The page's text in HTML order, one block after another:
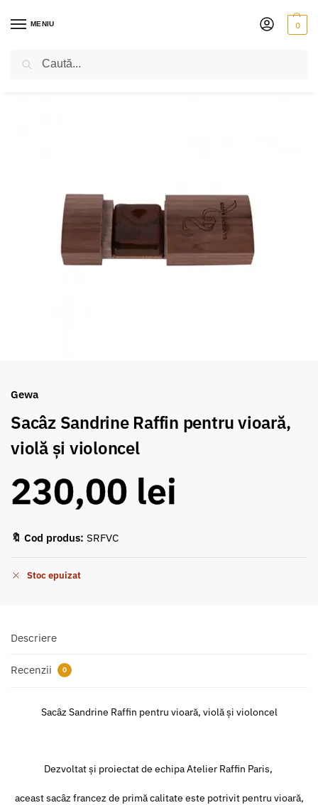
MENIU 0
Gewa
Sacâz Sandrine Raffin pentru vioară,
violă și violoncel
230,00 lei
🔖 Cod produs: SRFVC
Stoc epuizat
Descriere
Recenzii 0
Sacâz Sandrine Raffin pentru vioară, violă și violoncel
Dezvoltat și proiectat de echipa Atelier Raffin Paris,
aceast sacâz francez de primă calitate este potrivit pentru vioară,